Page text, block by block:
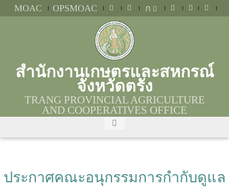
MOAC OPSMOAC ก
สำนักงานเกษตรและสหกรณ์
จังหวัดตรัง
TRANG PROVINCIAL AGRICULTURE
AND COOPERATIVES OFFICE
ประกาศคณะอนุกรรมการกำกับดูแล